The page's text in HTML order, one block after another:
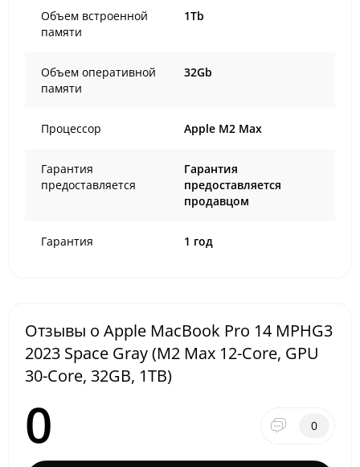
Объем встроенной
памяти
1Tb
Объем оперативной
памяти
32Gb
Процессор Apple M2 Max
Гарантия
предоставляется
Гарантия
предоставляется
продавцом
Гарантия 1 год
Отзывы о Apple MacBook Pro 14 MPHG3
2023 Space Gray (M2 Max 12-Core, GPU
30-Core, 32GB, 1TB)
0 0